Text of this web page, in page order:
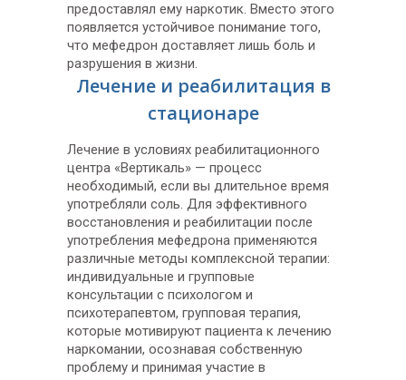
предоставлял ему наркотик. Вместо этого
появляется устойчивое понимание того,
что мефедрон доставляет лишь боль и
разрушения в жизни.
Лечение и реабилитация в
стационаре
Лечение в условиях реабилитационного
центра «Вертикаль» — процесс
необходимый, если вы длительное время
употребляли соль. Для эффективного
восстановления и реабилитации после
употребления мефедрона применяются
различные методы комплексной терапии:
индивидуальные и групповые
консультации с психологом и
психотерапевтом, групповая терапия,
которые мотивируют пациента к лечению
наркомании, осознавая собственную
проблему и принимая участие в